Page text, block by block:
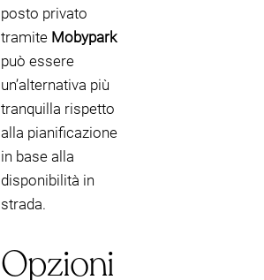
posto privato
tramite Mobypark
può essere
un’alternativa più
tranquilla rispetto
alla pianificazione
in base alla
disponibilità in
strada.
Opzioni